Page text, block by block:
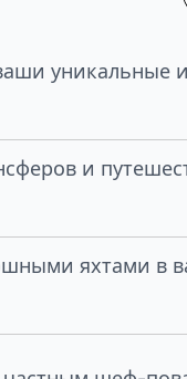
уникальные
и
яхтами в